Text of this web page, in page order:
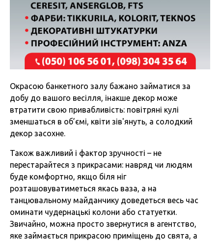
Окрасою банкетного залу бажано займатися за
добу до вашого весілля, інакше декор може
втратити свою привабливість: повітряні кулі
зменшаться в об’ємі, квіти зів'януть, а солодкий
декор засохне.
Також важливий і фактор зручності – не
перестарайтеся з прикрасами: навряд чи людям
буде комфортно, якщо біля ніг
розташовуватиметься якась ваза, а на
танцювальному майданчику доведеться весь час
оминати чудернацькі колони або статуетки.
Звичайно, можна просто звернутися в агентство,
яке займається прикрасою приміщень до свята, а